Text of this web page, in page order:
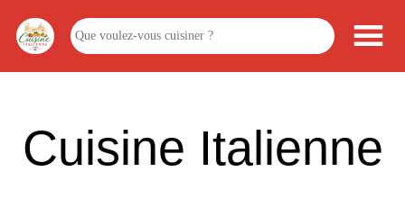
Cuisine Italienne